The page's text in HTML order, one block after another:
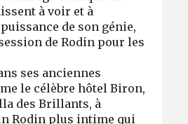
à voir et à
de son génie,
de Rodin pour les
ses anciennes
le célèbre hôtel Biron,
des Brillants, à
Rodin plus intime qui